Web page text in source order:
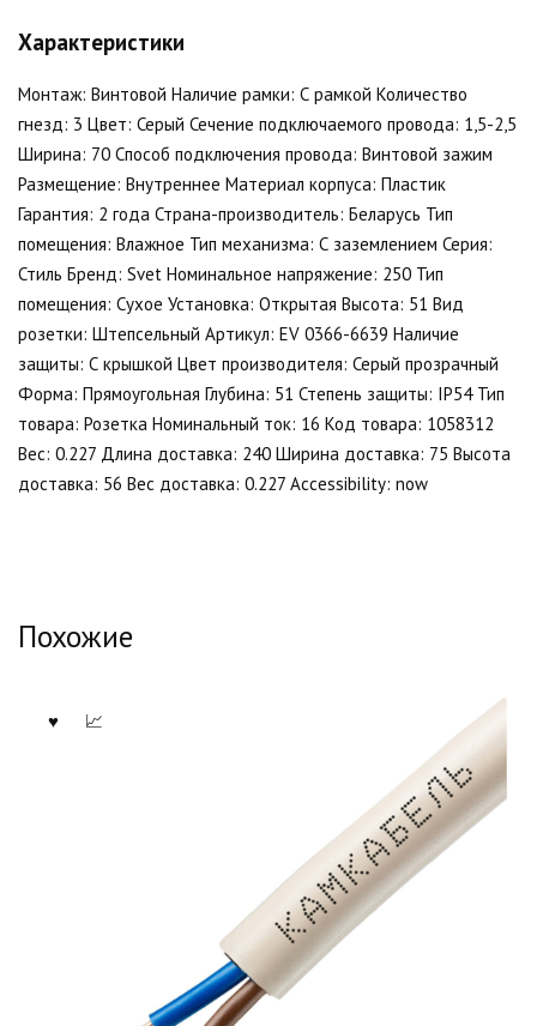
Характеристики
Монтаж: Винтовой Наличие рамки: С рамкой Количество
гнезд: 3 Цвет: Серый Сечение подключаемого провода: 1,5-2,5
Ширина: 70 Способ подключения провода: Винтовой зажим
Размещение: Внутреннее Материал корпуса: Пластик
Гарантия: 2 года Страна-производитель: Беларусь Тип
помещения: Влажное Тип механизма: С заземлением Серия:
Стиль Бренд: Svet Номинальное напряжение: 250 Тип
помещения: Сухое Установка: Открытая Высота: 51 Вид
розетки: Штепсельный Артикул: EV 0366-6639 Наличие
защиты: С крышкой Цвет производителя: Серый прозрачный
Форма: Прямоугольная Глубина: 51 Степень защиты: IP54 Тип
товара: Розетка Номинальный ток: 16 Код товара: 1058312
Вес: 0.227 Длина доставка: 240 Ширина доставка: 75 Высота
доставка: 56 Вес доставка: 0.227 Accessibility: now
Похожие